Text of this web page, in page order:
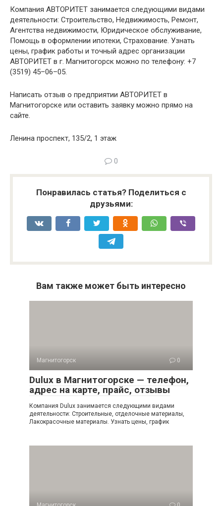
Компания АВТОРИТЕТ занимается следующими видами
деятельности: Строительство, Недвижимость, Ремонт,
Агентства недвижимости, Юридическое обслуживание,
Помощь в оформлении ипотеки, Страхование. Узнать
цены, график работы и точный адрес организации
АВТОРИТЕТ в г. Магнитогорск можно по телефону: +7
(3519) 45–06–05.
Написать отзыв о предприятии АВТОРИТЕТ в
Магнитогорске или оставить заявку можно прямо на
сайте.
Ленина проспект, 135/2, 1 этаж
0
Понравилась статья? Поделиться с
друзьями:
Вам также может быть интересно
Магнитогорск 0
Dulux в Магнитогорске — телефон,
адрес на карте, прайс, отзывы
Компания Dulux занимается следующими видами
деятельности: Строительные, отделочные материалы,
Лакокрасочные материалы. Узнать цены, график